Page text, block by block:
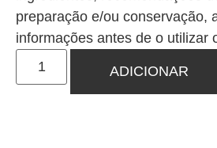
preparação e/ou conservação,
informações antes de o utilizar
ADICIONAR